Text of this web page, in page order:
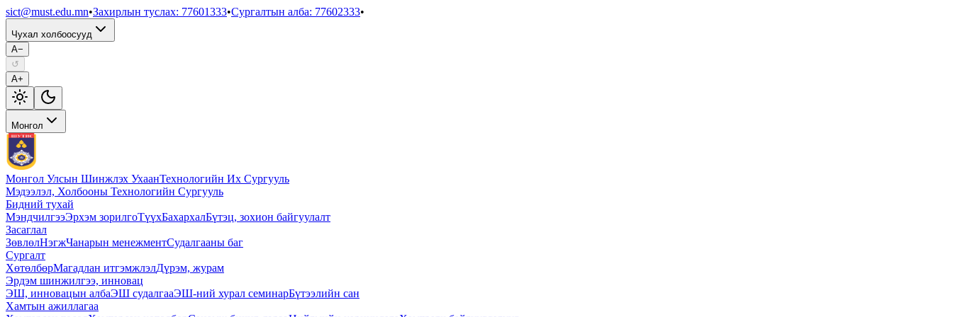
sict@must.edu.mn•Захирлын туслах: 77601333•Сургалтын алба: 77602333•
Чухал холбоосууд
A−
↺
A+
Монгол
Монгол Улсын Шинжлэх УхаанТехнологийн Их Сургууль
Мэдээлэл, Холбооны Технологийн Сургууль
Бидний тухай
МэндчилгээЭрхэм зорилгоТүүхБахархалБүтэц, зохион байгуулалт
Засаглал
ЗөвлөлНэгжЧанарын менежментСудалгааны баг
Сургалт
ХөтөлбөрМагадлан итгэмжлэлДүрэм, журам
Эрдэм шинжилгээ, инновац
ЭШ, инновацын албаЭШ судалгааЭШ-ний хурал семинарБүтээлийн сан
Хамтын ажиллагаа